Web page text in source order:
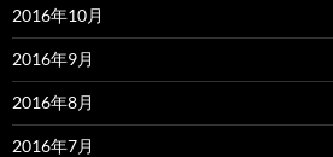
2016年10月
2016年9月
2016年8月
2016年7月